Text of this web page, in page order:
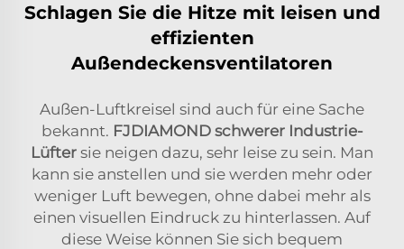
Schlagen Sie die Hitze mit leisen und
effizienten
Außendeckensventilatoren
Außen-Luftkreisel sind auch für eine Sache
bekannt. FJDIAMOND schwerer Industrie-
Lüfter sie neigen dazu, sehr leise zu sein. Man
kann sie anstellen und sie werden mehr oder
weniger Luft bewegen, ohne dabei mehr als
einen visuellen Eindruck zu hinterlassen. Auf
diese Weise können Sie sich bequem